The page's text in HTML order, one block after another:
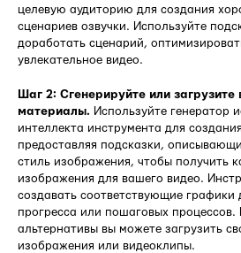
целевую аудиторию для создания
сценариев озвучки. Используйте
доработать сценарий,
увлекательное видео.
Шаг 2: Сгенерируйте или загрузите
материалы. Используйте генератор
интеллекта инструмента для
предоставляя подсказки,
стиль изображения, чтобы получить
изображения для вашего видео.
создавать соответствующие графики
прогресса или пошаговых процессов.
альтернативы вы можете загрузить
изображения или видеоклипы.